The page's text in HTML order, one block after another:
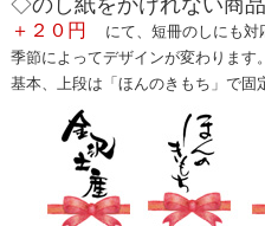
＋２０円
にて、短冊のしにも対
季節によってデザインが変わります。
基本、上段は「ほんのきもち」で固